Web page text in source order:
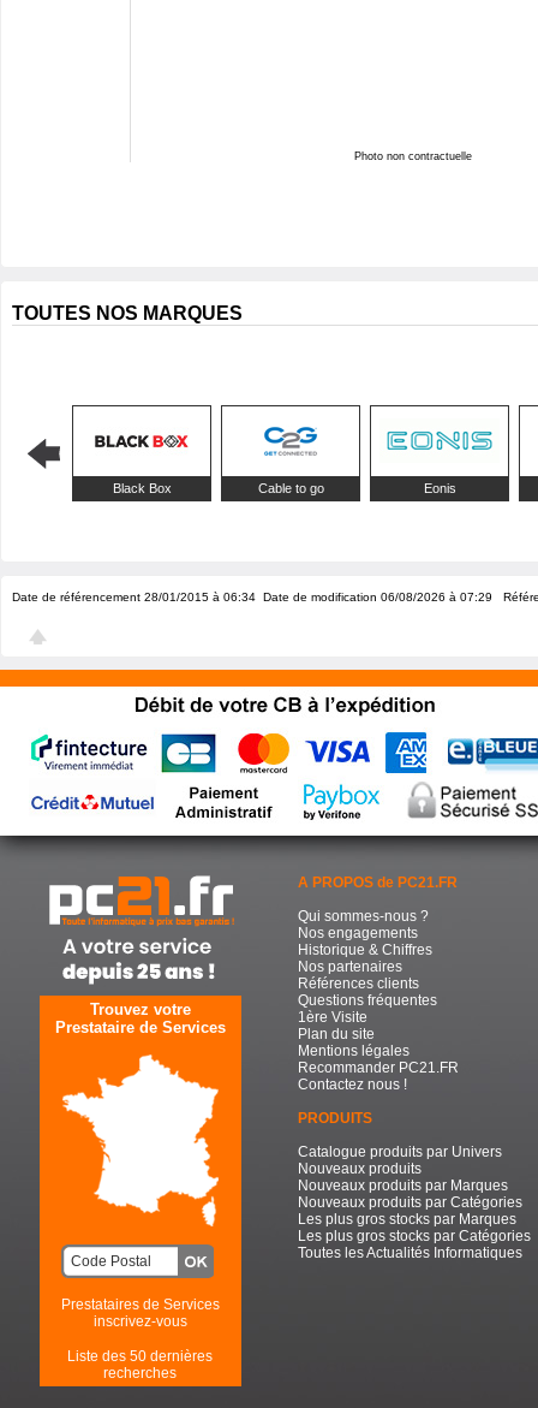
Photo non contractuelle
TOUTES NOS MARQUES
Black Box Cable to go Eonis
Date de référencement 28/01/2015 à 06:34 Date de modification 06/08/2026 à 07:29
Trouvez votre
Prestataire de Services
Prestataires de Services
inscrivez-vous
Liste des 50 dernières
recherches
A PROPOS de PC21.FR
Qui sommes-nous ?
Nos engagements
Historique & Chiffres
Nos partenaires
Références clients
Questions fréquentes
1ère Visite
Plan du site
Mentions légales
Recommander PC21.FR
Contactez nous !
PRODUITS
Catalogue produits par Univers
Nouveaux produits
Nouveaux produits par Marques
Nouveaux produits par Catégories
Les plus gros stocks par Marques
Les plus gros stocks par Catégories
Toutes les Actualités Informatiques